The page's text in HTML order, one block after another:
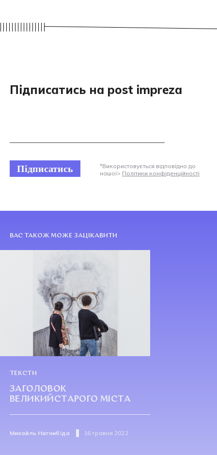
Підписатись на post impreza
Підписатись
*Використовується відповідно до
нашої> Політики конфіденційності
ВАС ТАКОЖ МОЖЕ ЗАЦІКАВИТИ
ТЕКСТИ
ЗАГОЛОВОК
ВЕЛИКИЙСТАРОГО МІСТА
Михайль Нагнибіда 16 травня 2022